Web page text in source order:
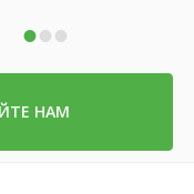
•••
НАМ